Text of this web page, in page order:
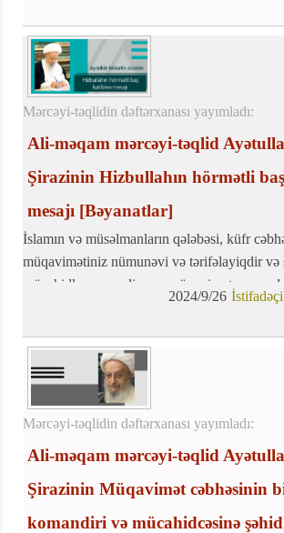
Mərcəyi-təqlidin dəftərxanası yayımladı:
Ali-məqam mərcəyi-təqlid
Şirazinin Hizbullahın hörmətli
mesajı [Bəyanatlar]
İslamın və müsəlmanların qələbəsi, küfr
müqavimətiniz nümunəvi və tərifəlayiqdir və
mücahidlərə və o diyarın müqavimət və
2024/9/26
Mərcəyi-təqlidin dəftərxanası yayımladı:
Ali-məqam mərcəyi-təqlid
Şirazinin Müqavimət cəbhəsinin
komandiri və mücahidcəsinə şəhid